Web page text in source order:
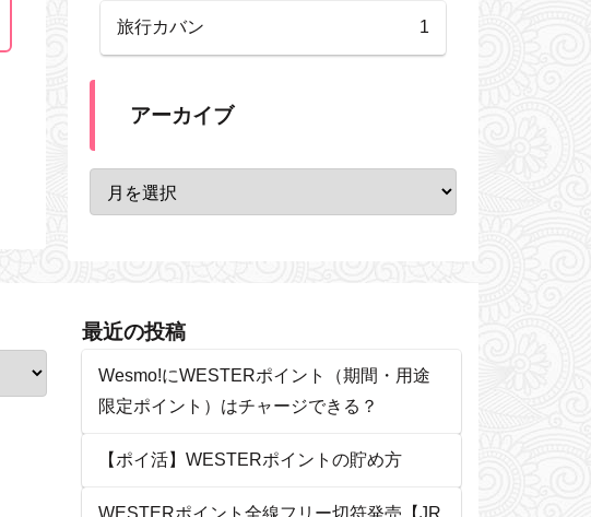
旅行カバン 1
アーカイブ
最近の投稿
Wesmo!にWESTERポイント（期間・用途
限定ポイント）はチャージできる？
【ポイ活】WESTERポイントの貯め方
WESTERポイント全線フリー切符発売【JR